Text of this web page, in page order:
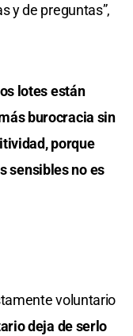
y de preguntas”,
lotes están
burocracia sin
porque
sensibles no es
voluntario
deja de serlo